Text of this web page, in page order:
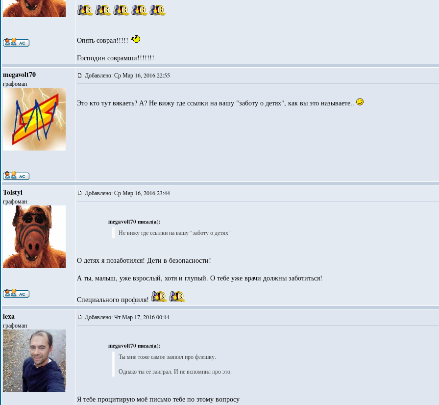
Опять соврал!!!!!
Господин соврамши!!!!!!!
megavolt70
графоман
Добавлено: Ср Мар 16, 2016 22:55
Это кто тут вякаеть? А? Не вижу где ссылки на вашу "заботу о детях", как вы это называете..
Tolstyi
графоман
Добавлено: Ср Мар 16, 2016 23:44
megavolt70 писал(а):
Не вижу где ссылки на вашу "заботу о детях"
О детях я позаботился! Дети в безопасности!
А ты, малыш, уже взрослый, хотя и глупый. О тебе уже врачи должны заботиться!
Специального профиля!
lexa
графоман
Добавлено: Чт Мар 17, 2016 00:14
megavolt70 писал(а):
Ты мне тоже самое заявил про флешку.
Однако ты её заиграл. И не вспомнил про это.
Я тебе процитирую моё письмо тебе по этому вопросу